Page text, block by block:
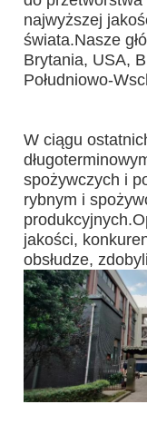
najwyższej
świata.Nasze
Brytania, USA,
Południowo-
W ciągu
spożywczych i
rybnym i
jakości,
obsłudze,